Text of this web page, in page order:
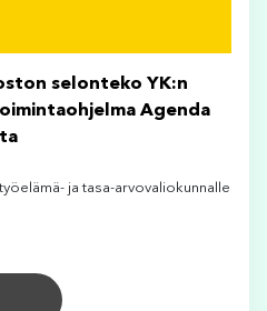
selonteko YK:n
Agenda
ja tasa-arvovaliokunnalle